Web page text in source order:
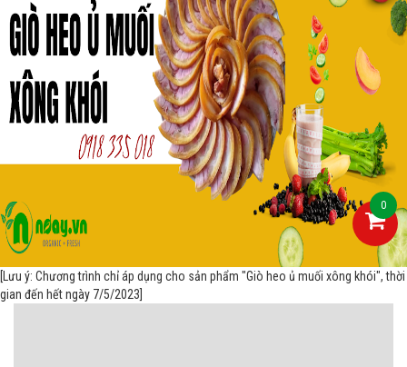
[Lưu ý: Chương trình chỉ áp dụng cho sản phẩm "Giò heo ủ muối xông khói", thời
gian đến hết ngày 7/5/2023]
0